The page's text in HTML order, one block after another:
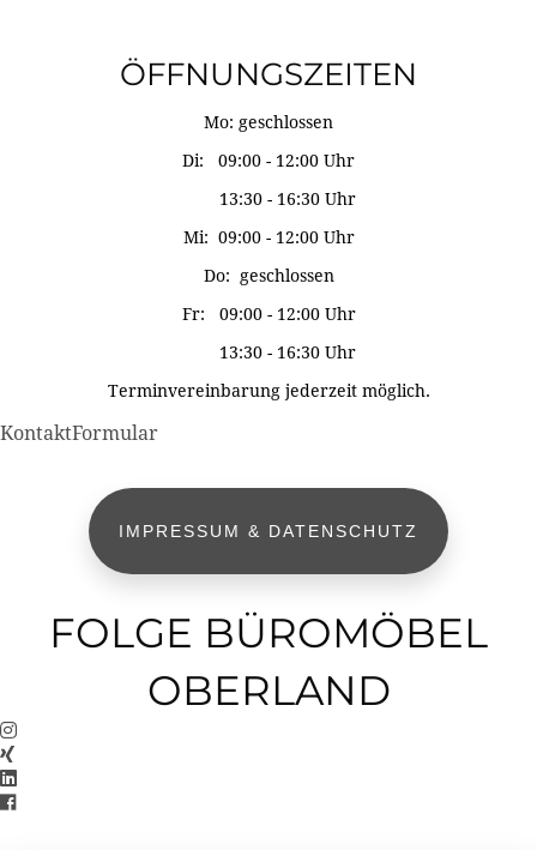
ÖFFNUNGSZEITEN
Mo: geschlossen
Di: 09:00 - 12:00 Uhr
13:30 - 16:30 Uhr
Mi: 09:00 - 12:00 Uhr
Do: geschlossen
Fr: 09:00 - 12:00 Uhr
13:30 - 16:30 Uhr
Terminvereinbarung jederzeit möglich.
KontaktFormular
IMPRESSUM & DATENSCHUTZ
FOLGE BÜROMÖBEL
OBERLAND